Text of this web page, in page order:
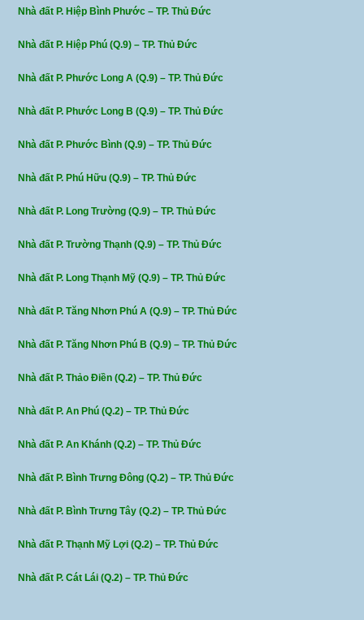
Nhà đất P. Hiệp Bình Phước – TP. Thủ Đức
Nhà đất P. Hiệp Phú (Q.9) – TP. Thủ Đức
Nhà đất P. Phước Long A (Q.9) – TP. Thủ Đức
Nhà đất P. Phước Long B (Q.9) – TP. Thủ Đức
Nhà đất P. Phước Bình (Q.9) – TP. Thủ Đức
Nhà đất P. Phú Hữu (Q.9) – TP. Thủ Đức
Nhà đất P. Long Trường (Q.9) – TP. Thủ Đức
Nhà đất P. Trường Thạnh (Q.9) – TP. Thủ Đức
Nhà đất P. Long Thạnh Mỹ (Q.9) – TP. Thủ Đức
Nhà đất P. Tăng Nhơn Phú A (Q.9) – TP. Thủ Đức
Nhà đất P. Tăng Nhơn Phú B (Q.9) – TP. Thủ Đức
Nhà đất P. Thảo Điền (Q.2) – TP. Thủ Đức
Nhà đất P. An Phú (Q.2) – TP. Thủ Đức
Nhà đất P. An Khánh (Q.2) – TP. Thủ Đức
Nhà đất P. Bình Trưng Đông (Q.2) – TP. Thủ Đức
Nhà đất P. Bình Trưng Tây (Q.2) – TP. Thủ Đức
Nhà đất P. Thạnh Mỹ Lợi (Q.2) – TP. Thủ Đức
Nhà đất P. Cát Lái (Q.2) – TP. Thủ Đức